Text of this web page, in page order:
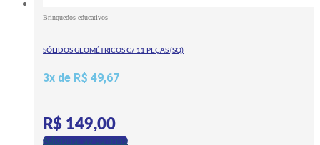
Brinquedos educativos
SÓLIDOS GEOMÉTRICOS C/ 11 PEÇAS (SQ)
3x de R$ 49,67
R$ 149,00
Adicionar ao carrinho